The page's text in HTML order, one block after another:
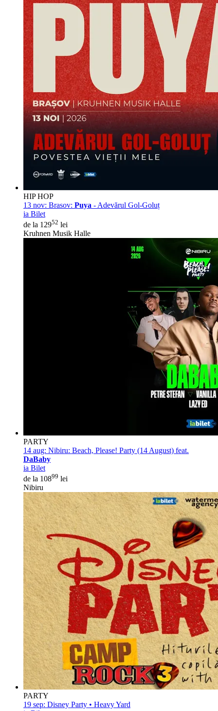
HIP HOP
13 nov: Brasov: Puya - Adevărul Gol-Goluț
ia Bilet
de la 12952 lei
Kruhnen Musik Halle
PARTY
14 aug: Nibiru: Beach, Please! Party (14 August) feat.
DaBaby
ia Bilet
de la 10899 lei
Nibiru
PARTY
19 sep: Disney Party • Heavy Yard